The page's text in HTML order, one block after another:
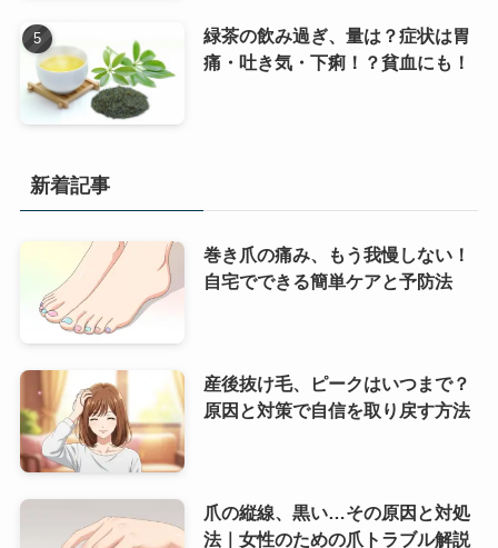
緑茶の飲み過ぎ、量は？症状は胃
痛・吐き気・下痢！？貧血にも！
新着記事
巻き爪の痛み、もう我慢しない！
自宅でできる簡単ケアと予防法
産後抜け毛、ピークはいつまで？
原因と対策で自信を取り戻す方法
爪の縦線、黒い…その原因と対処
法｜女性のための爪トラブル解説